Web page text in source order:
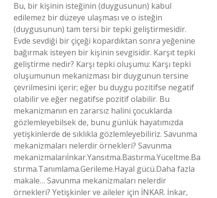
Bu, bir kişinin isteğinin (duygusunun) kabul
edilemez bir düzeye ulaşması ve o isteğin
(duygusunun) tam tersi bir tepki geliştirmesidir.
Evde sevdiği bir çiçeği kopardıktan sonra yeğenine
bağırmak isteyen bir kişinin sevgisidir. Karşıt tepki
geliştirme nedir? Karşı tepki oluşumu: Karşı tepki
oluşumunun mekanizması bir duygunun tersine
çevrilmesini içerir; eğer bu duygu pozitifse negatif
olabilir ve eğer negatifse pozitif olabilir. Bu
mekanizmanın en zararsız halini çocuklarda
gözlemleyebilsek de, bunu günlük hayatımızda
yetişkinlerde de sıklıkla gözlemleyebiliriz. Savunma
mekanizmaları nelerdir örnekleri? Savunma
mekanizmalarıİnkar.Yansıtma.Bastırma.Yüceltme.Ba
stırma.Tanımlama.Gerileme.Hayal gücü.Daha fazla
makale… Savunma mekanizmaları nelerdir
örnekleri? Yetişkinler ve aileler için İNKAR. İnkar,